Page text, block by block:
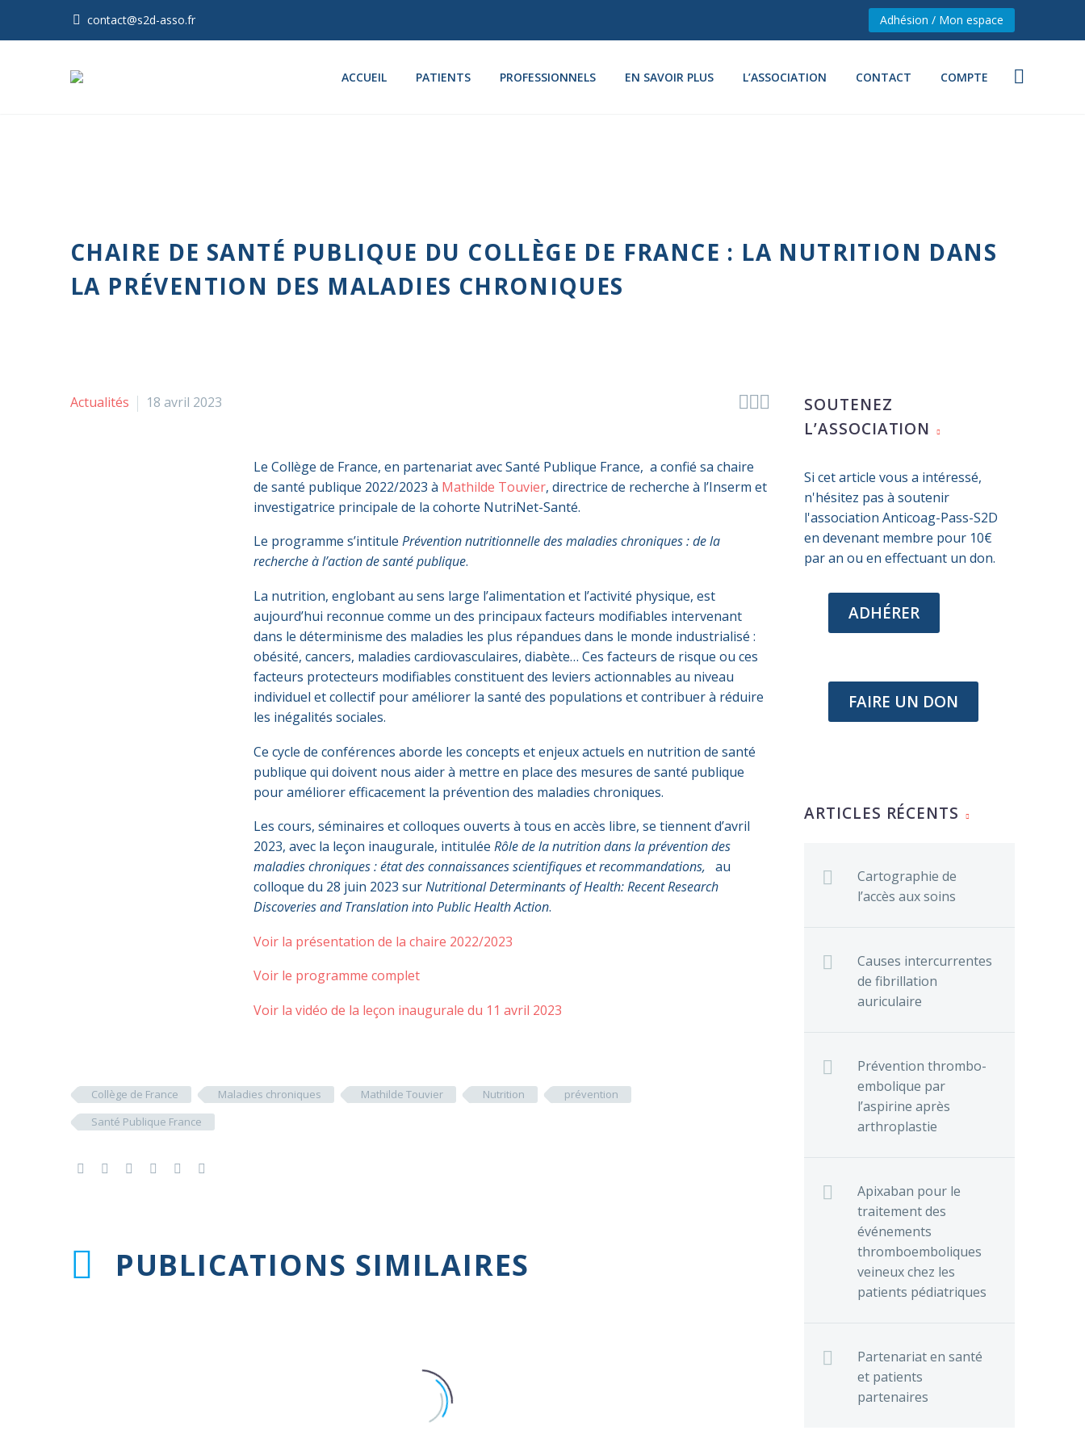
contact@s2d-asso.fr Adhésion / Mon espace
ACCUEIL PATIENTS PROFESSIONNELS EN SAVOIR PLUS L’ASSOCIATION CONTACT COMPTE
CHAIRE DE SANTÉ PUBLIQUE DU COLLÈGE DE FRANCE : LA NUTRITION DANS
LA PRÉVENTION DES MALADIES CHRONIQUES

Actualités 18 avril 2023
Le Collège de France, en partenariat avec Santé Publique France, a confié sa chaire
de santé publique 2022/2023 à Mathilde Touvier, directrice de recherche à l’Inserm et
investigatrice principale de la cohorte NutriNet-Santé.
Le programme s’intitulePrévention nutritionnelle des maladies chroniques : de la
recherche à l’action de santé publique.
La nutrition, englobant au sens large l’alimentation et l’activité physique, est
aujourd’hui reconnue comme un des principaux facteurs modifiables intervenant
dans le déterminisme des maladies les plus répandues dans le monde industrialisé :
obésité, cancers, maladies cardiovasculaires, diabète… Ces facteurs de risque ou ces
facteurs protecteurs modifiables constituent des leviers actionnables au niveau
individuel et collectif pour améliorer la santé des populations et contribuer à réduire
les inégalités sociales.
Ce cycle de conférences aborde les concepts et enjeux actuels en nutrition de santé
publique qui doivent nous aider à mettre en place des mesures de santé publique
pour améliorer efficacement la prévention des maladies chroniques.
Les cours, séminaires et colloques ouverts à tous en accès libre, se tiennent d’avril
2023, avec la leçon inaugurale, intituléeRôle de la nutrition dans la prévention des
maladies chroniques : état des connaissances scientifiques et recommandations, au
colloque du 28 juin 2023 surNutritional Determinants of Health: Recent Research
Discoveries and Translation into Public Health Action.
Voir la présentation de la chaire 2022/2023
Voir le programme complet
Voir la vidéo de la leçon inaugurale du 11 avril 2023
Collège de France Maladies chroniques Mathilde Touvier Nutrition
prévention
Santé Publique France
PUBLICATIONS SIMILAIRES
SOUTENEZ
L’ASSOCIATION
Si cet article vous a intéressé,
n'hésitez pas à soutenir
l'association Anticoag-Pass-S2D
en devenant membre pour 10€
par an ou en effectuant un don.
ADHÉRER
FAIRE UN DON
ARTICLES RÉCENTS
Cartographie de
l’accès aux soins
Causes intercurrentes
de fibrillation
auriculaire
Prévention thrombo-
embolique par
l’aspirine après
arthroplastie
Apixaban pour le
traitement des
événements
thromboemboliques
veineux chez les
patients pédiatriques
Partenariat en santé
et patients
partenaires